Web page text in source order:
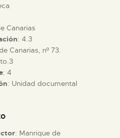
Canarias
: 4.3
Canarias, nº 73.
: 4
: Unidad documental
: Manrique de